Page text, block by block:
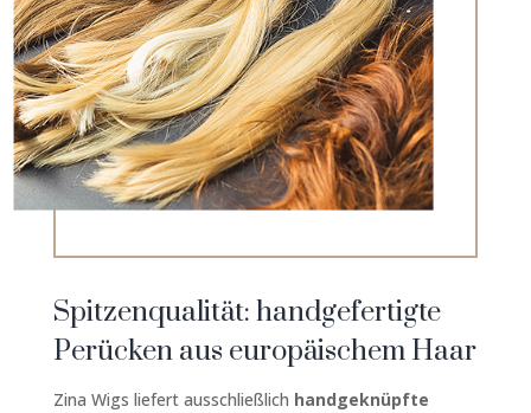
Spitzenqualität: handgefertigte
Perücken aus europäischem Haar
Zina Wigs liefert ausschließlich handgeknüpfte